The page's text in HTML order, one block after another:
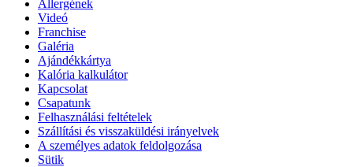
Allergének
Videó
Franchise
Galéria
Ajándékkártya
Kalória kalkulátor
Kapcsolat
Csapatunk
Felhasználási feltételek
Szállítási és visszaküldési irányelvek
A személyes adatok feldolgozása
Sütik